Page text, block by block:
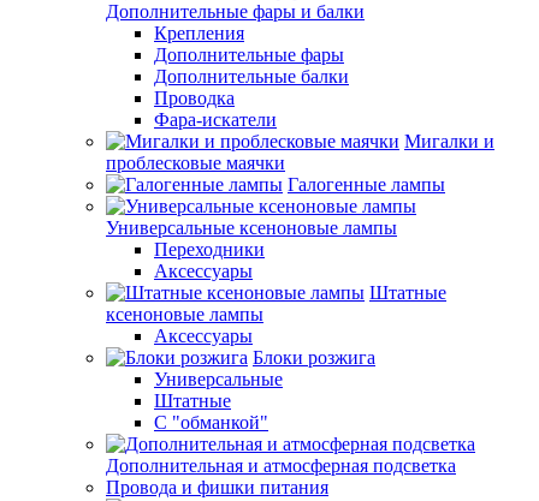
Дополнительные фары и балки
Крепления
Дополнительные фары
Дополнительные балки
Проводка
Фара-искатели
Мигалки и
проблесковые маячки
Галогенные лампы
Универсальные ксеноновые лампы
Переходники
Аксессуары
Штатные
ксеноновые лампы
Аксессуары
Блоки розжига
Универсальные
Штатные
С "обманкой"
Дополнительная и атмосферная подсветка
Провода и фишки питания